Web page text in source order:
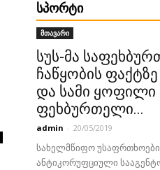
ᲡᲞᲝᲠᲢᲘ
მთავარი
სუს-მა
ჩაწყობის
და სამი ყოფილი
ფეხბურთელი...
admin - 20/05/2019
სახელმწიფო
ანტიკორუფციული